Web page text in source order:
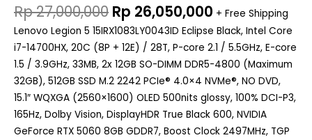
Rp27,000,000 Rp 26,050,000 + Free Shipping
Lenovo Legion 5 15IRX1083LY0043ID Eclipse Black, Intel Core
i7-14700HX, 20C (8P + 12E) / 28T, P-core 2.1 / 5.5GHz, E-core
1.5 / 3.9GHz, 33MB, 2x 12GB SO-DIMM DDR5-4800 (Maximum
32GB), 512GB SSD M.2 2242 PCIe® 4.0×4 NVMe®, NO DVD,
15.1″ WQXGA (2560×1600) OLED 500nits glossy, 100% DCI-P3,
165Hz, Dolby Vision, DisplayHDR True Black 600, NVIDIA
GeForce RTX 5060 8GB GDDR7, Boost Clock 2497MHz, TGP